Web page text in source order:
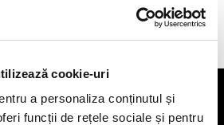
cookie-uri
a personaliza conținutul și
funcții de rețele sociale și pentru